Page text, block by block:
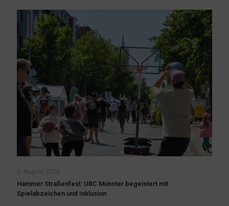
2. August 2026
Hammer Straßenfest: UBC Münster begeistert mit
Spielabzeichen und Inklusion